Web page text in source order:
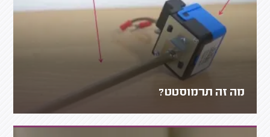
מה זה תרמוסטט?